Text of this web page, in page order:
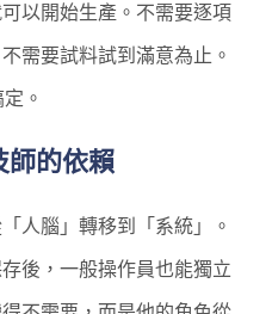
以開始生產。不需要逐項
需要試料試到滿意為止。
。
師的依賴
腦」轉移到「系統」。
後，一般操作員也能獨立